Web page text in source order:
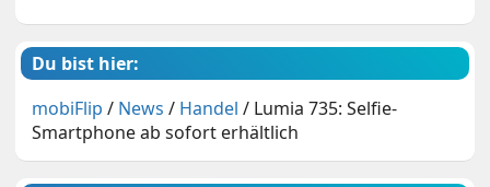
Du bist hier:
mobiFlip / News / Handel / Lumia 735: Selfie-
Smartphone ab sofort erhältlich